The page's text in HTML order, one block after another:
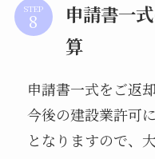
STEP
申請書一
算
申請書一式をご返
今後の建設業許可
となりますので、